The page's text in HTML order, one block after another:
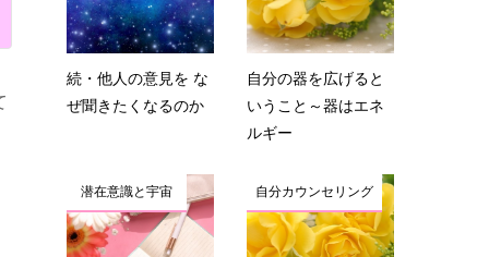
続・他人の意見を な
ぜ聞きたくなるのか
自分の器を広げると
いうこと～器はエネ
ルギー
潜在意識と宇宙 自分カウンセリング